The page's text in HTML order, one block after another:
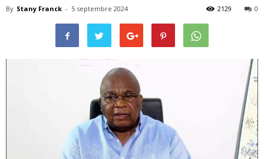
By Stany Franck - 5 septembre 2024 0
2129